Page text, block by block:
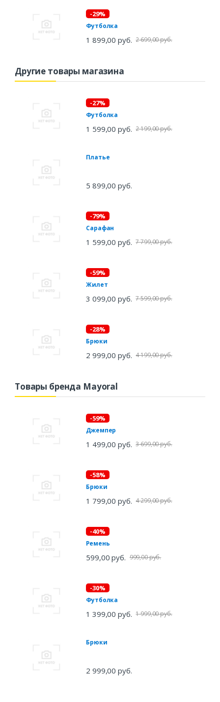
-29%
Футболка
1 899,00 руб. 2 699,00 руб.
Другие товары магазина
-27%
Футболка
1 599,00 руб. 2 199,00 руб.
Платье
5 899,00 руб.
-79%
Сарафан
1 599,00 руб. 7 799,00 руб.
-59%
Жилет
3 099,00 руб. 7 599,00 руб.
-28%
Брюки
2 999,00 руб. 4 199,00 руб.
Товары бренда Mayoral
-59%
Джемпер
1 499,00 руб. 3 699,00 руб.
-58%
Брюки
1 799,00 руб. 4 299,00 руб.
-40%
Ремень
599,00 руб. 999,00 руб.
-30%
Футболка
1 399,00 руб. 1 999,00 руб.
Брюки
2 999,00 руб.